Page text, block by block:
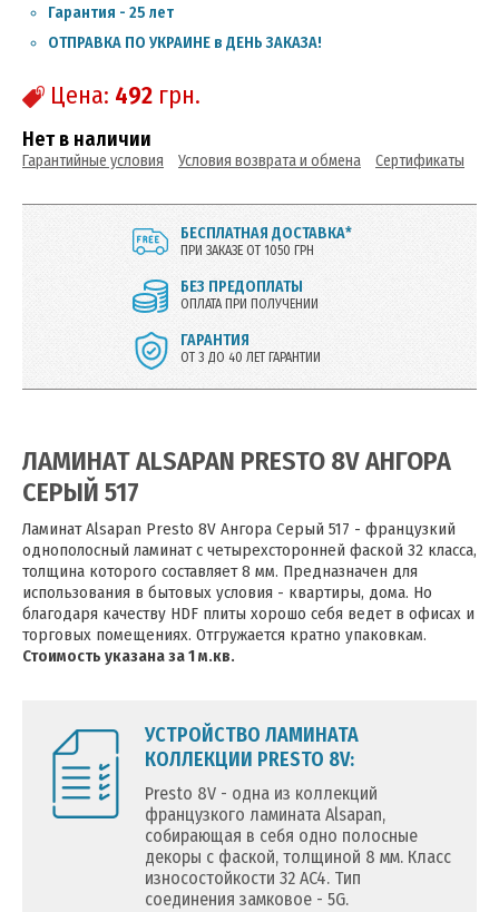
Гарантия - 25 лет
ОТПРАВКА ПО УКРАИНЕ в ДЕНЬ ЗАКАЗА!
Цена: 492 грн.
Нет в наличии
Гарантийные условия Условия возврата и обмена Сертификаты
БЕСПЛАТНАЯ ДОСТАВКА*
ПРИ ЗАКАЗЕ ОТ 1050 ГРН
БЕЗ ПРЕДОПЛАТЫ
ОПЛАТА ПРИ ПОЛУЧЕНИИ
ГАРАНТИЯ
ОТ 3 ДО 40 ЛЕТ ГАРАНТИИ
ЛАМИНАТ ALSAPAN PRESTO 8V АНГОРА
СЕРЫЙ 517
Ламинат Alsapan Presto 8V Ангора Серый 517 - французкий
однополосный ламинат с четырехсторонней фаской 32 класса,
толщина которого составляет 8 мм. Предназначен для
использования в бытовых условия - квартиры, дома. Но
благодаря качеству HDF плиты хорошо себя ведет в офисах и
торговых помещениях. Отгружается кратно упаковкам.
Стоимость указана за 1 м.кв.
УСТРОЙСТВО ЛАМИНАТА
КОЛЛЕКЦИИ PRESTO 8V:
Presto 8V - одна из коллекций
французкого ламината Alsapan,
собирающая в себя одно полосные
декоры c фаской, толщиной 8 мм. Класс
износостойкости 32 AC4. Тип
соединения замковое - 5G.